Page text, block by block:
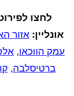
לחצו
אונליין: אזור
עמק הווכאו,
ברטיסלבה,